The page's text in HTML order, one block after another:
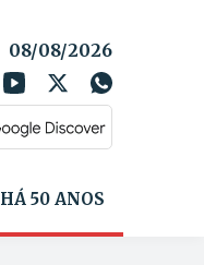
08/08/2026
HÁ 50 ANOS